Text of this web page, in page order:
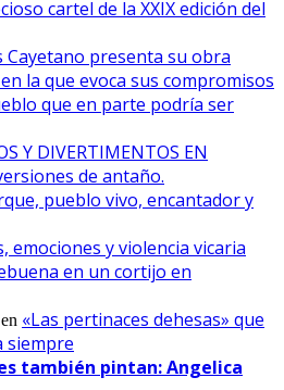
cartel de la XXIX edición del
Cayetano presenta su obra
la que evoca sus compromisos
que en parte podría ser
Y DIVERTIMENTOS EN
de antaño.
pueblo vivo, encantador y
emociones y violencia vicaria
en un cortijo en
en «Las pertinaces dehesas» que
siempre
también pintan: Angelica